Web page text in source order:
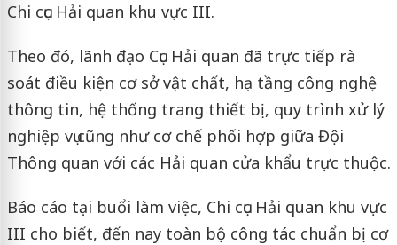
Chi cục Hải quan khu vực III.
Theo đó, lãnh đạo Cục Hải quan đã trực tiếp rà
soát điều kiện cơ sở vật chất, hạ tầng công nghệ
thông tin, hệ thống trang thiết bị, quy trình xử lý
nghiệp vụ cũng như cơ chế phối hợp giữa Đội
Thông quan với các Hải quan cửa khẩu trực thuộc.
Báo cáo tại buổi làm việc, Chi cục Hải quan khu vực
III cho biết, đến nay toàn bộ công tác chuẩn bị cơ